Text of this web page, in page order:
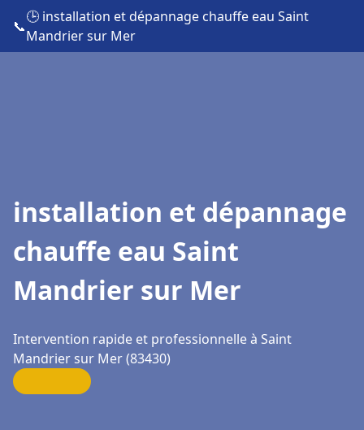
📞
🕒 installation et dépannage chauffe eau Saint
Mandrier sur Mer
installation et dépannage
chauffe eau Saint
Mandrier sur Mer
Intervention rapide et professionnelle à Saint
Mandrier sur Mer (83430)